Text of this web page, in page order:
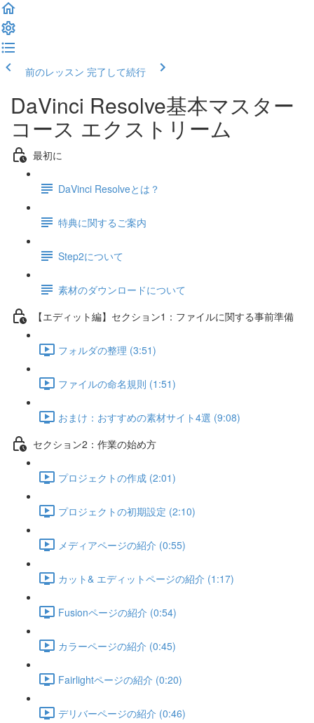
前のレッスン 完了して続行
DaVinci Resolve基本マスター
コース エクストリーム
最初に
DaVinci Resolveとは？
特典に関するご案内
Step2について
素材のダウンロードについて
【エディット編】セクション1：ファイルに関する事前準備
フォルダの整理 (3:51)
ファイルの命名規則 (1:51)
おまけ：おすすめの素材サイト4選 (9:08)
セクション2：作業の始め方
プロジェクトの作成 (2:01)
プロジェクトの初期設定 (2:10)
メディアページの紹介 (0:55)
カット& エディットページの紹介 (1:17)
Fusionページの紹介 (0:54)
カラーページの紹介 (0:45)
Fairlightページの紹介 (0:20)
デリバーページの紹介 (0:46)